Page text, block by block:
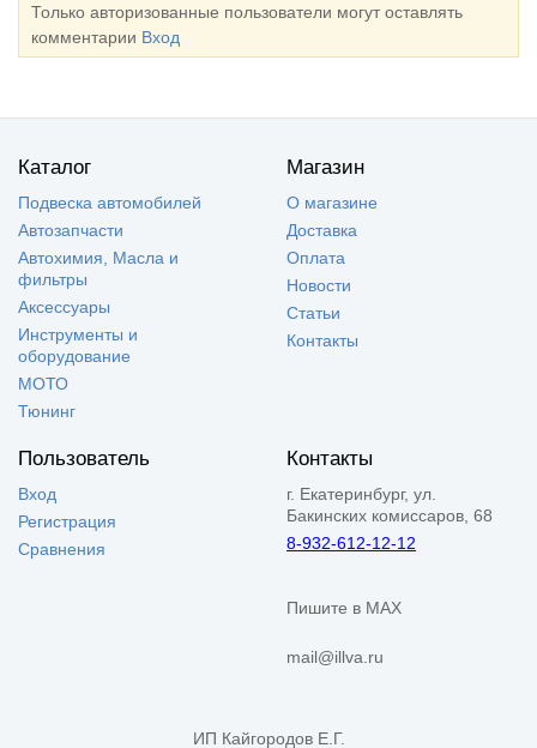
Только авторизованные пользователи могут оставлять
комментарии Вход
Каталог
Подвеска автомобилей
Автозапчасти
Автохимия, Масла и
фильтры
Аксессуары
Инструменты и
оборудование
МОТО
Тюнинг
Магазин
О магазине
Доставка
Оплата
Новости
Статьи
Контакты
Пользователь
Вход
Регистрация
Сравнения
Контакты
г. Екатеринбург, ул.
Бакинских комиссаров, 68
8-932-612-12-12
Пишите в MAX
mail@illva.ru
ИП Кайгородов Е.Г.